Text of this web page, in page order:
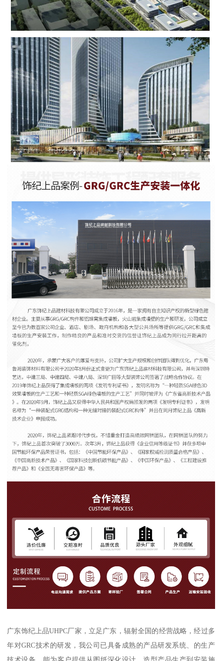
广东饰纪上品UHPC厂家，立足广东，辐射全国的经营战略，经过多
年对GRC技术的研发，我公司已具备成熟的产品研发系统、的生产
技术设备，能为客户提供从图纸深化设计、造型产品生产到安装施